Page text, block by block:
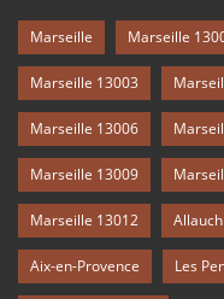
Marseille Marseille
Marseille 13003
Marseille 13006
Marseille 13009
Marseille 13012 Allauch
Aix-en-Provence Les